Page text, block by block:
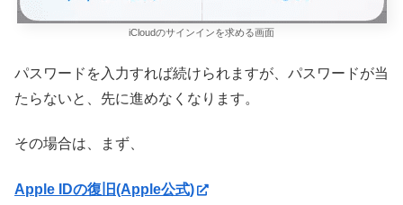
iCloudのサインインを求める画面
パスワードを入力すれば続けられますが、パスワードが当
たらないと、先に進めなくなります。
その場合は、まず、
Apple IDの復旧(Apple公式)